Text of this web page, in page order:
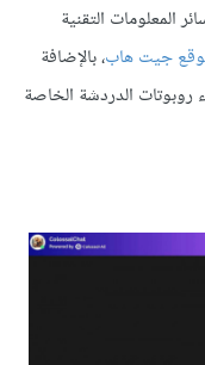
المعلومات التقنية
جيت هاب، بالإضافة
روبوتات الدردشة الخاصة